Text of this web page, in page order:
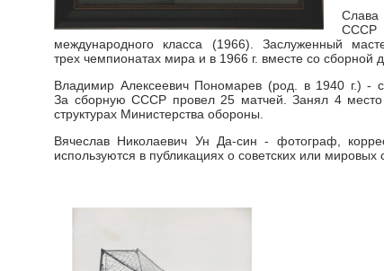
Слава
СССР
международного класса (1966). Заслуженный
трех чемпионатах мира и в 1966 г. вместе со сборной
Владимир Алексеевич Пономарев (род. в 1940 г.) -
За сборную СССР провел 25 матчей. Занял 4 место
структурах Министерства обороны.
Вячеслав Николаевич Ун Да-син - фотограф,
используются в публикациях о советских или